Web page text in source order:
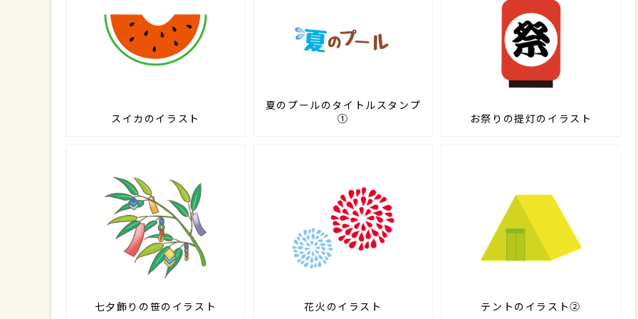
スイカのイラスト
夏のプールのタイトルスタンプ
①
お祭りの提灯のイラスト
七夕飾りの笹のイラスト 花火のイラスト テントのイラスト②